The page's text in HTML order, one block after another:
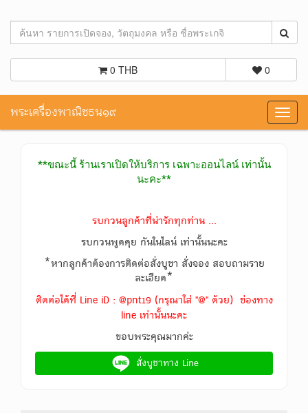
0 THB 0
พระเครื่องพาณิชธน๑๙
**ขณะนี้ ร้านเราเปิดให้บริการ เฉพาะออนไลน์ เท่านั้น
นะคะ**
รบกวนลูกค้าที่น่ารักทุกท่าน ...
รบกวนพูดคุย กันในไลน์ เท่านั้นนะคะ
*หากลูกค้าต้องการติดต่อสั่งบูชา สั่งจอง สอบถามราย
ละเอียด*
ติดต่อได้ที่ Line iD : @pnt19 (กรุณาใส่ "@" ด้วย) ช่องทาง
line เท่านั้นนะคะ
ขอบพระคุณมากค่ะ
สั่งบูชาทาง Line